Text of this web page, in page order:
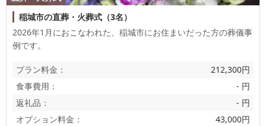
稲城市の直葬・火葬式（3名）
2026年1月におこなわれた、 稲城市にお住まいだった方の葬儀事
例です。
プラン料金：
212,300円
食事費用：
- 円
返礼品：
- 円
オプション料金：
43,000円